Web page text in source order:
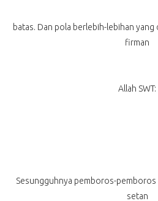
batas. Dan pola berlebih-lebihan yang
firman
Allah SWT:
Sesungguhnya pemboros-pemboros
setan